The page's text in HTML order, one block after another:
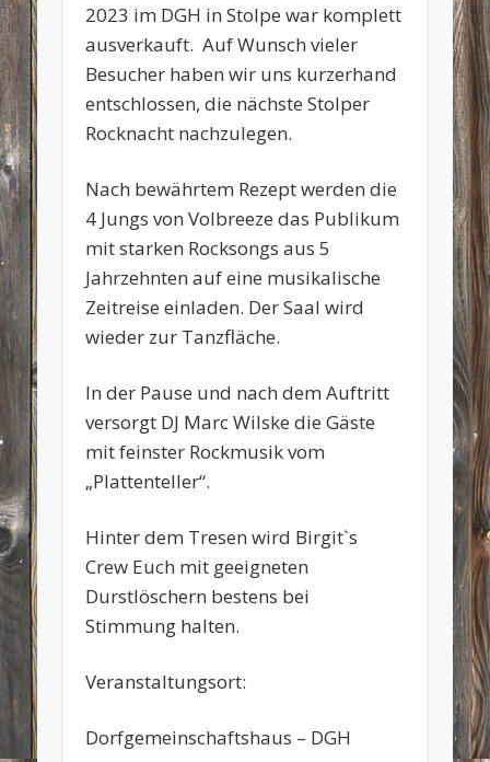
2023 im DGH in Stolpe war komplett
ausverkauft. Auf Wunsch vieler
Besucher haben wir uns kurzerhand
entschlossen, die nächste Stolper
Rocknacht nachzulegen.
Nach bewährtem Rezept werden die
4 Jungs von Volbreeze das Publikum
mit starken Rocksongs aus 5
Jahrzehnten auf eine musikalische
Zeitreise einladen. Der Saal wird
wieder zur Tanzfläche.
In der Pause und nach dem Auftritt
versorgt DJ Marc Wilske die Gäste
mit feinster Rockmusik vom
„Plattenteller“.
Hinter dem Tresen wird Birgit`s
Crew Euch mit geeigneten
Durstlöschern bestens bei
Stimmung halten.
Veranstaltungsort:
Dorfgemeinschaftshaus – DGH